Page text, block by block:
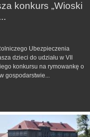
konkurs „Wioski
Ubezpieczenia
dzieci do udziału w VII
konkursu na rymowankę o
gospodarstwie...